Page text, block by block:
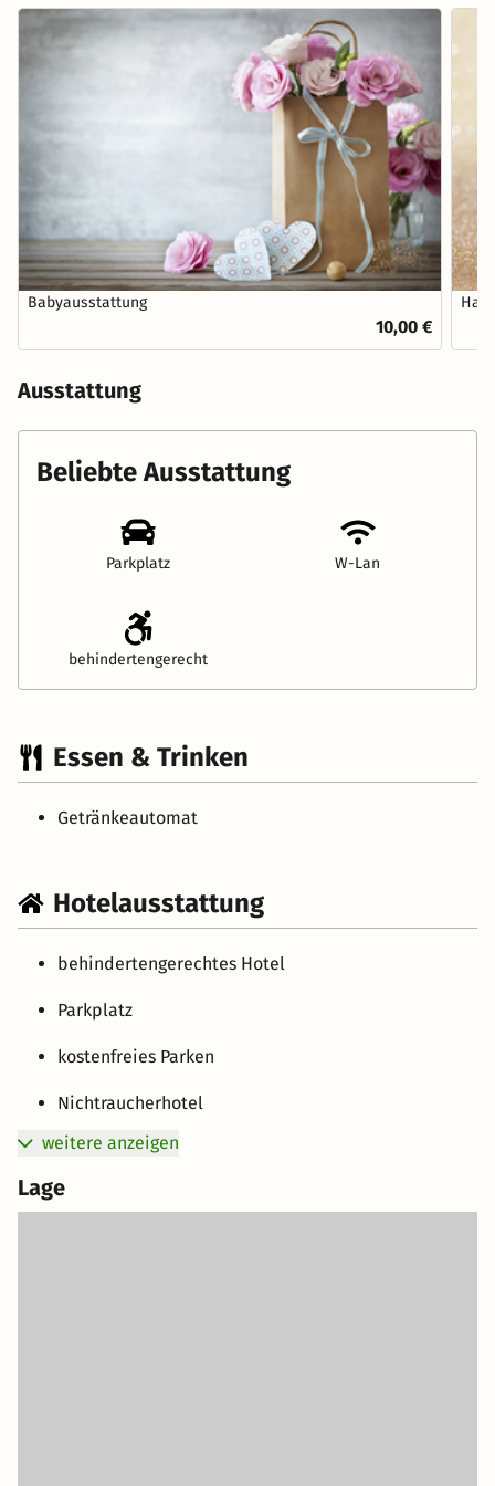
Babyausstattung
10,00 €
Ausstattung
Beliebte Ausstattung
Parkplatz W-Lan
behindertengerecht
Essen & Trinken
Getränkeautomat
Hotelausstattung
behindertengerechtes Hotel
Parkplatz
kostenfreies Parken
Nichtraucherhotel
weitere anzeigen
Lage